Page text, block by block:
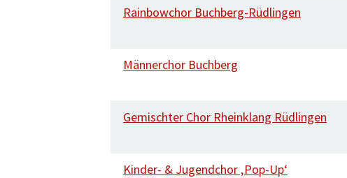
Rainbowchor Buchberg-Rüdlingen
Männerchor Buchberg
Gemischter Chor Rheinklang Rüdlingen
Kinder- & Jugendchor ‚Pop-Up‘